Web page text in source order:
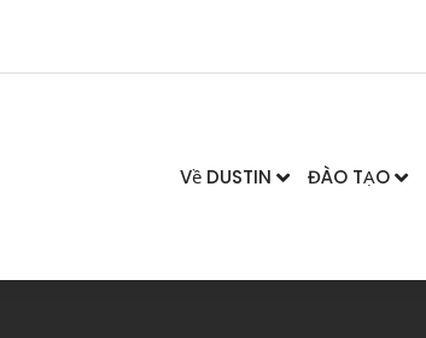
Về DUSTIN ĐÀO TẠO